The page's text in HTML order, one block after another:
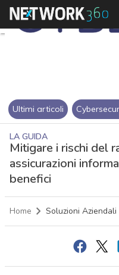
Ultimi articoli
LA GUIDA
Mitigare i rischi del
assicurazioni
benefici
Home Soluzioni Aziendali